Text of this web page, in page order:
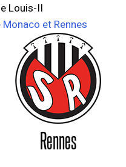
Louis-II
et Rennes
Rennes